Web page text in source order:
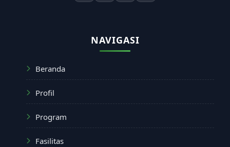
NAVIGASI
Beranda
Profil
Program
Fasilitas